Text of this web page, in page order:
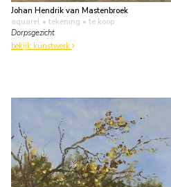
Johan Hendrik van Mastenbroek
aquarel • tekening • te koop
Dorpsgezicht
bekijk kunstwerk